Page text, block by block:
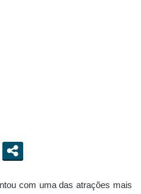
com uma das atrações mais